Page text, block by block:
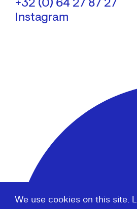
We use cookies on this site.
+32 (0) 64 27 87 27
Instagram